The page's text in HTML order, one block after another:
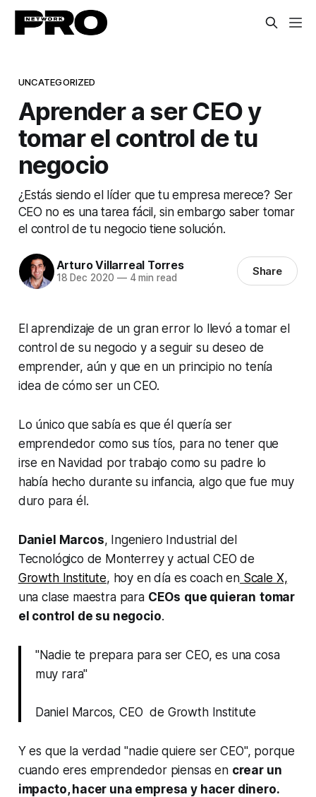
UNCATEGORIZED
Aprender a ser CEO y
tomar el control de tu
negocio
¿Estás siendo el líder que tu empresa merece? Ser
CEO no es una tarea fácil, sin embargo saber tomar
el control de tu negocio tiene solución.
Arturo Villarreal Torres
18 Dec 2020 —4 min read Share
El aprendizaje de un gran error lo llevó a tomar el
control de su negocio y a seguir su deseo de
emprender, aún y que en un principio no tenía
idea de cómo ser un CEO.
Lo único que sabía es que él quería ser
emprendedor como sus tíos, para no tener que
irse en Navidad por trabajo como su padre lo
había hecho durante su infancia, algo que fue muy
duro para él.
Daniel Marcos, Ingeniero Industrial del
Tecnológico de Monterrey y actual CEO de
Growth Institute, hoy en día es coach enScale X,
una clase maestra para CEOs que quieran tomar
el control de su negocio.
"Nadie te prepara para ser CEO, es una cosa
muy rara"
Daniel Marcos, CEO de Growth Institute
Y es que la verdad "nadie quiere ser CEO", porque
cuando eres emprendedor piensas en crear un
impacto, hacer una empresa y hacer dinero.